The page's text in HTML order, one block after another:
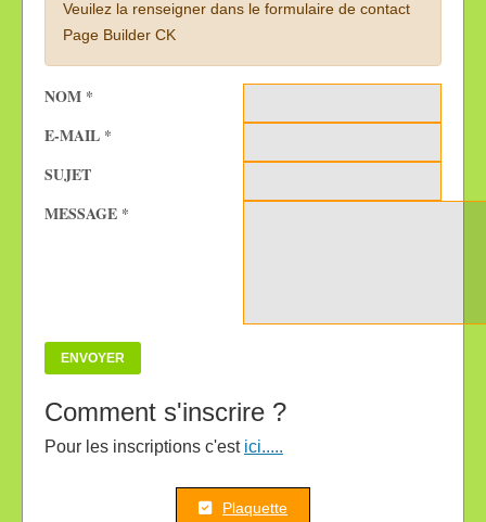
Veuilez la renseigner dans le formulaire de contact
Page Builder CK
NOM *
E-MAIL *
SUJET
MESSAGE *
ENVOYER
Comment s'inscrire ?
Pour les inscriptions c'est ici.....
Plaquette